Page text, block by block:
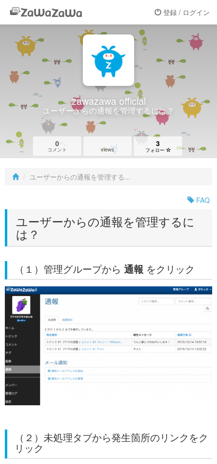
登録 / ログイン
zawazawa official
ユーザーからの通報を管理するには？
0
コメント views
3
フォロー
ユーザーからの通報を管理する...
FAQ
ユーザーからの通報を管理するに
は？
（１）管理グループから 通報 をクリック
（２）未処理タブから発生箇所のリンクをク
リック